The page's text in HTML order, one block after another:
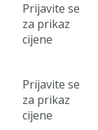
Prijavite se
za prikaz
cijene
Prijavite se
za prikaz
cijene